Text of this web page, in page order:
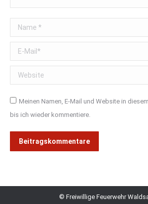
Name *
E-Mail *
Website
Meinen Namen, E-Mail und Website in
bis ich wieder kommentiere.
Beitragskommentare
© Freiwillige Feuerwehr